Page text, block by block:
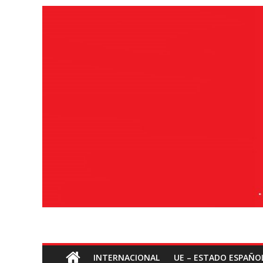
Socialismo
INTERNACIONAL UE – ESTADO